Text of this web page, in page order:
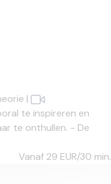
|
te inspireren en
te onthullen. - De
Vanaf 29 EUR/30 min.